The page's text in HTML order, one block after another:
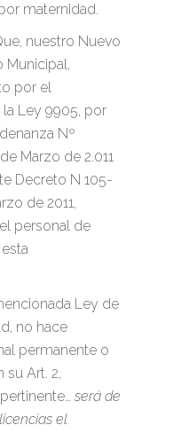
maternidad.
nuestro Nuevo
Municipal,
por el
Ley 9905, por
Nº
Marzo de 2.011
Decreto N 105-
de 2011,
personal de
Ley de
no hace
permanente o
su Art. 2,
será de
el